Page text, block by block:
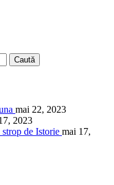
mai 22, 2023
2023
de Istorie mai 17,